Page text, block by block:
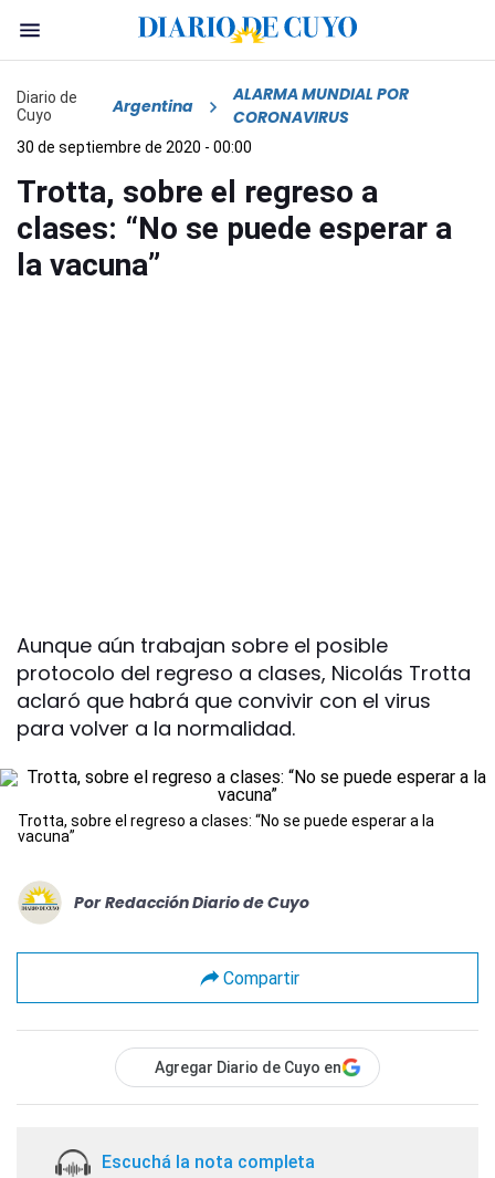
Diario de
Cuyo
Argentina
ALARMA MUNDIAL POR
CORONAVIRUS
30 de septiembre de 2020 - 00:00
Trotta, sobre el regreso a
clases: “No se puede esperar a
la vacuna”
Aunque aún trabajan sobre el posible
protocolo del regreso a clases, Nicolás Trotta
aclaró que habrá que convivir con el virus
para volver a la normalidad.
Trotta, sobre el regreso a clases: “No se puede esperar a la
vacuna”
Por Redacción Diario de Cuyo
Compartir
Agregar Diario de Cuyo en
Escuchá la nota completa